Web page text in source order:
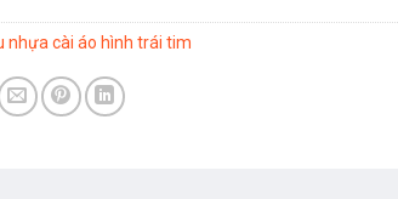
nhựa cài áo hình trái tim